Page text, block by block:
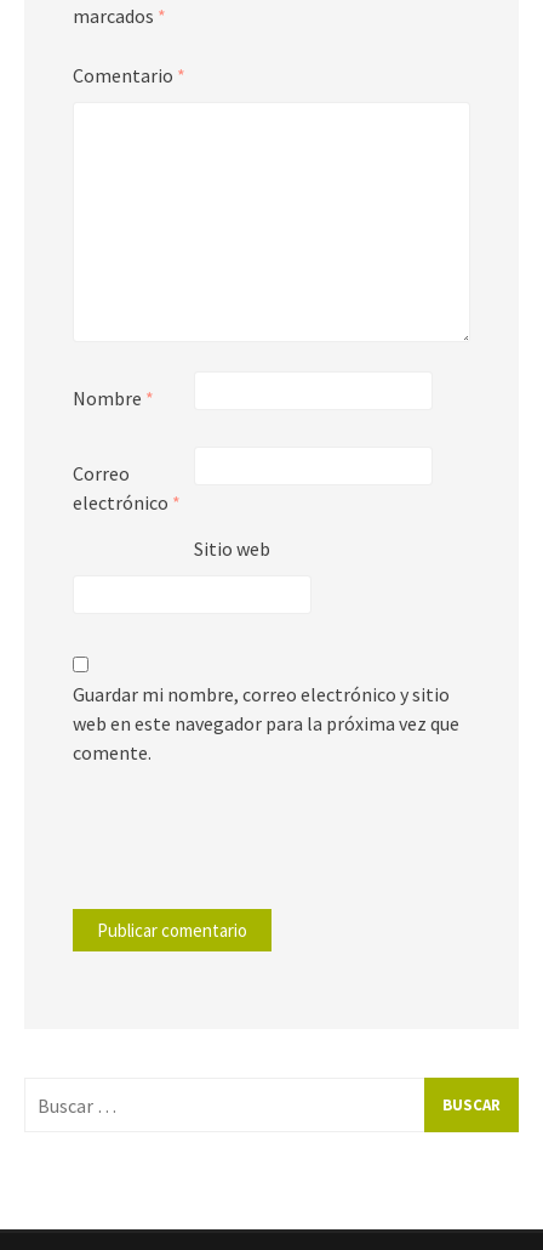
marcados *
Comentario *
Nombre *
Correo
electrónico *
Sitio web
Guardar mi nombre, correo electrónico y sitio
web en este navegador para la próxima vez que
comente.
por: